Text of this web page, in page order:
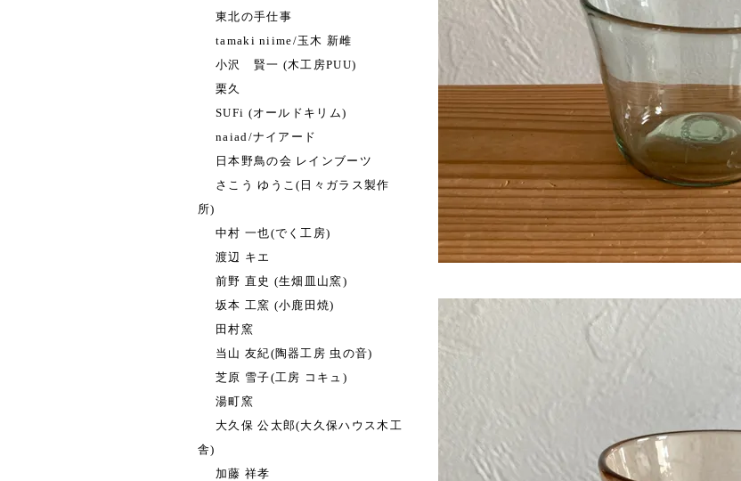
東北の手仕事
tamaki niime/玉木 新雌
小沢 賢一 (木工房PUU)
栗久
SUFi (オールドキリム)
naiad/ナイアード
日本野鳥の会 レインブーツ
さこう ゆうこ(日々ガラス製作
所)
中村 一也(でく工房)
渡辺 キエ
前野 直史 (生畑皿山窯)
坂本 工窯 (小鹿田焼)
田村窯
当山 友紀(陶器工房 虫の音)
芝原 雪子(工房 コキュ)
湯町窯
大久保 公太郎(大久保ハウス木工
舎)
加藤 祥孝